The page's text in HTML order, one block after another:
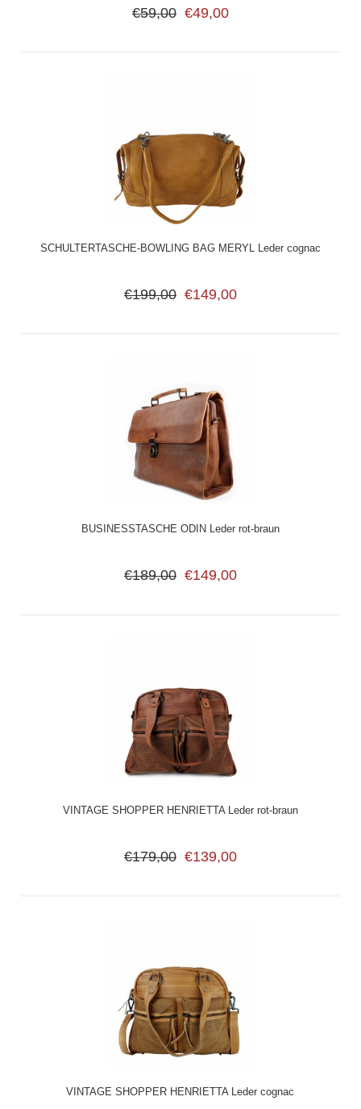
€59,00 €49,00
SCHULTERTASCHE-BOWLING BAG MERYL Leder cognac
€199,00 €149,00
BUSINESSTASCHE ODIN Leder rot-braun
€189,00 €149,00
VINTAGE SHOPPER HENRIETTA Leder rot-braun
€179,00 €139,00
VINTAGE SHOPPER HENRIETTA Leder cognac